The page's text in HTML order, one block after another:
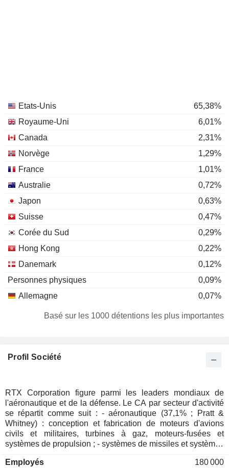
Etats-Unis
65,38%
Royaume-Uni
6,01%
Canada
2,31%
Norvège
1,29%
France
1,01%
Australie
0,72%
Japon
0,63%
Suisse
0,47%
Corée du Sud
0,29%
Hong Kong
0,22%
Danemark
0,12%
Personnes physiques
0,09%
Allemagne
0,07%
Luxembourg
0,06%
Espagne
0,03%
Suède
0,02%
Italie
0,01%
Israël
0,01%
Pologne
0,01%
Basé sur les 1000 détentions les plus importantes
Profil Société
RTX Corporation figure parmi les leaders mondiaux de
l'aéronautique et de la défense. Le CA par secteur d'activité
se répartit comme suit : - aéronautique (37,1% ; Pratt &
Whitney) : conception et fabrication de moteurs d'avions
civils et militaires, turbines à gaz, moteurs-fusées et
systèmes de propulsion ; - systèmes de missiles et systèmes
Raytheon) : conception et fabrication de systèmes d'armes,
Employés 180 000